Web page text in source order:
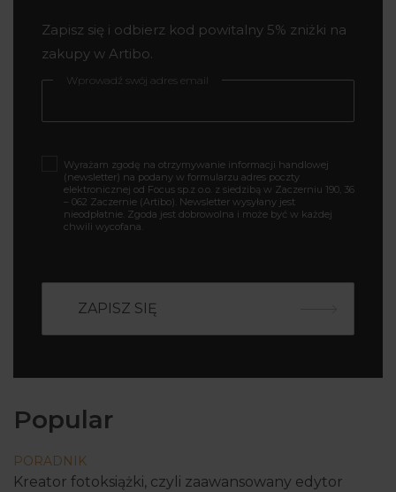
Zapisz się i odbierz kod powitalny 5% zniżki na
zakupy w Artibo.
Wprowadź swój adres email
Wyrażam zgodę na otrzymywanie informacji handlowej
(newsletter) na podany w formularzu adres poczty
elektronicznej od Focus sp.z o.o. z siedzibą w Zaczerniu 190, 36
– 062 Zaczernie (Artibo). Newsletter wysyłany jest
nieodpłatnie. Zgoda jest dobrowolna i może być w każdej
chwili wycofana.
Popular
PORADNIK
Kreator fotoksiążki, czyli zaawansowany edytor